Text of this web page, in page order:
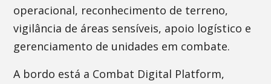
operacional, reconhecimento de terreno,
vigilância de áreas sensíveis, apoio logístico e
gerenciamento de unidades em combate.
A bordo está a Combat Digital Platform,